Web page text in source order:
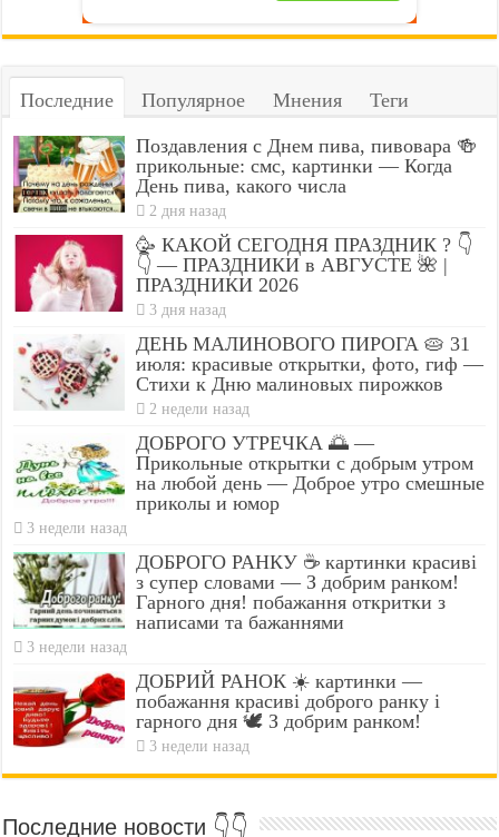
Последние Популярное Мнения Теги
Поздавления с Днем пива, пивовара 🍻
прикольные: смс, картинки — Когда
День пива, какого числа
2 дня назад
🥳 КАКОЙ СЕГОДНЯ ПРАЗДНИК ? 👇
👇 — ПРАЗДНИКИ в АВГУСТЕ 🌺 |
ПРАЗДНИКИ 2026
3 дня назад
ДЕНЬ МАЛИНОВОГО ПИРОГА 🥧 31
июля: красивые открытки, фото, гиф —
Стихи к Дню малиновых пирожков
2 недели назад
ДОБРОГО УТРЕЧКА 🌅 —
Прикольные открытки с добрым утром
на любой день — Доброе утро смешные
приколы и юмор
3 недели назад
ДОБРОГО РАНКУ ☕ картинки красиві
з супер словами — З добрим ранком!
Гарного дня! побажання откритки з
написами та бажаннями
3 недели назад
ДОБРИЙ РАНОК ☀️ картинки —
побажання красиві доброго ранку і
гарного дня 🕊️ З добрим ранком!
3 недели назад
Последние новости 👇👇